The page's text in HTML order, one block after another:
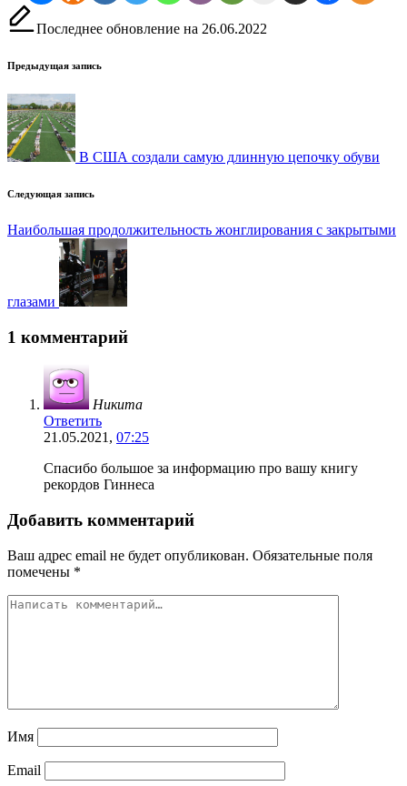
Последнее обновление на 26.06.2022
Навигация
записи
Предыдущая запись
В США создали самую длинную цепочку обуви
Следующая запись
Наибольшая продолжительность жонглирования с закрытыми
глазами
1 комментарий
Никита
Ответить
21.05.2021, 07:25
Спасибо большое за информацию про вашу книгу
рекордов Гиннеса
Добавить комментарий
Ваш адрес email не будет опубликован. Обязательные поля
помечены *
Имя
Email